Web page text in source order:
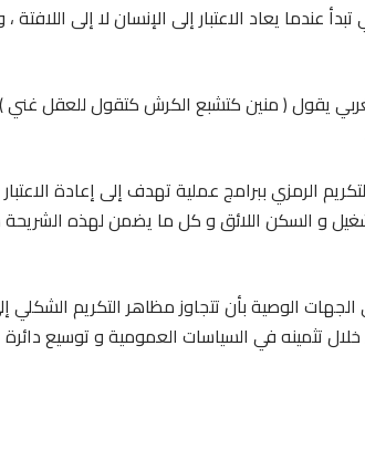
عندما يعاد الاعتبار إلى الإنسان لا إلى
يقول ( منين كتشبع الكرش كتقول للعقل غني )
الرمزي ببرامج عملية تهدف إلى إعادة
و السكن اللائق و كل ما يضمن لهذه الشريحة
الوصية بأن تتجاوز مظاهر التكريم
تثمينه في السياسات العمومية و توسيع